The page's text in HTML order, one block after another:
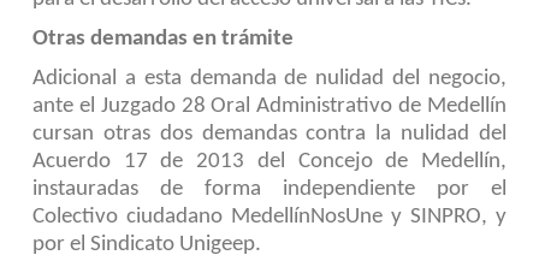
Otras demandas en trámite
Adicional a esta demanda de nulidad del negocio,
ante el Juzgado 28 Oral Administrativo de Medellín
cursan otras dos demandas contra la nulidad del
Acuerdo 17 de 2013 del Concejo de Medellín,
instauradas de forma independiente por el
Colectivo ciudadano MedellínNosUne y SINPRO, y
por el Sindicato Unigeep.